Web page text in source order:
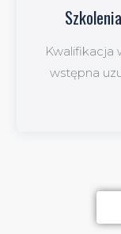
Kwalifikacja
wstępna